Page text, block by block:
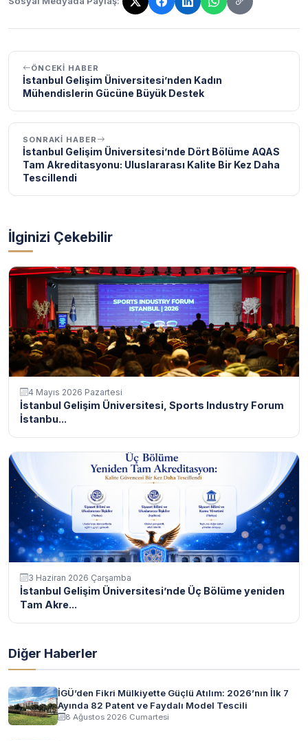
Bağlantı kopyalandı!
ÖNCEKI HABER
İstanbul Gelişim Üniversitesi’nden Kadın
Mühendislerin Gücüne Büyük Destek
SONRAKI HABER
İstanbul Gelişim Üniversitesi’nde Dört Bölüme AQAS
Tam Akreditasyonu: Uluslararası Kalite Bir Kez Daha
Tescillendi
İlginizi Çekebilir
4 Mayıs 2026 Pazartesi
İstanbul Gelişim Üniversitesi, Sports Industry Forum
İstanbu...
3 Haziran 2026 Çarşamba
İstanbul Gelişim Üniversitesi’nde Üç Bölüme yeniden
Tam Akre...
Diğer Haberler
İGÜ’den Fikri Mülkiyette Güçlü Atılım: 2026’nın İlk 7
Ayında 82 Patent ve Faydalı Model Tescili
8 Ağustos 2026 Cumartesi